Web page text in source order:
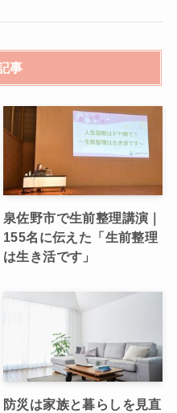
事
泉佐野市で生前整理講演｜
155名に伝えた「生前整理
は生き活です」
防災は家族と暮らしを見直